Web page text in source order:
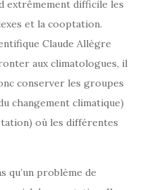
extrêmement difficile les
et la cooptation.
Claude Allègre
aux climatologues, il
conserver les groupes
changement climatique)
où les différentes
qu’un problème de